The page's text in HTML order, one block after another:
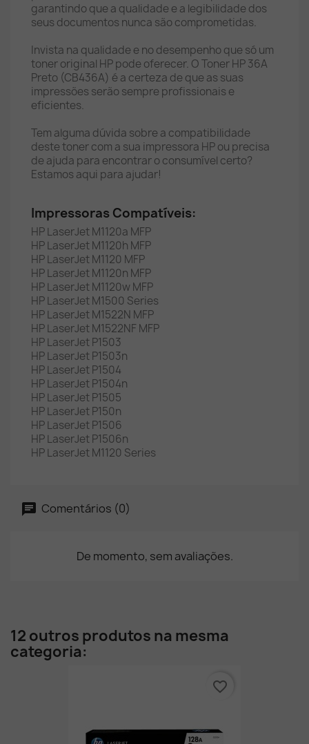
garantindo que a qualidade e a legibilidade dos
seus documentos nunca são comprometidas.
Invista na qualidade e no desempenho que só um
toner original HP pode oferecer. O Toner HP 36A
Preto (CB436A) é a certeza de que as suas
impressões serão sempre profissionais e
eficientes.
Tem alguma dúvida sobre a compatibilidade
deste toner com a sua impressora HP ou precisa
de ajuda para encontrar o consumível certo?
Estamos aqui para ajudar!
Impressoras Compatíveis:
HP LaserJet M1120a MFP
HP LaserJet M1120h MFP
HP LaserJet M1120 MFP
HP LaserJet M1120n MFP
HP LaserJet M1120w MFP
HP LaserJet M1500 Series
HP LaserJet M1522N MFP
HP LaserJet M1522NF MFP
HP LaserJet P1503
HP LaserJet P1503n
HP LaserJet P1504
HP LaserJet P1504n
HP LaserJet P1505
HP LaserJet P150n
HP LaserJet P1506
HP LaserJet P1506n
HP LaserJet M1120 Series
Comentários (0)
De momento, sem avaliações.
12 outros produtos na mesma
categoria:
favorite_border